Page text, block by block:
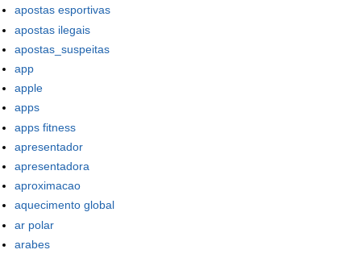
apostas esportivas
apostas ilegais
apostas_suspeitas
app
apple
apps
apps fitness
apresentador
apresentadora
aproximacao
aquecimento global
ar polar
arabes